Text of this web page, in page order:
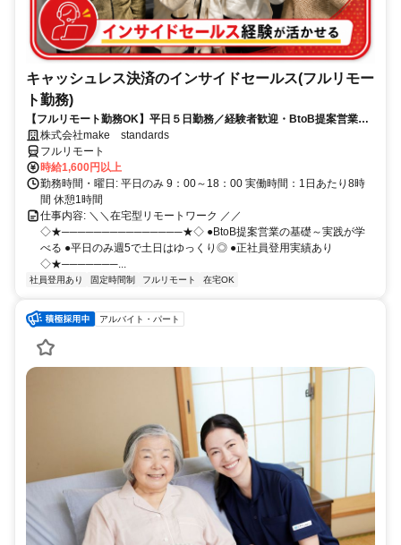
キャッシュレス決済のインサイドセールス(フルリモー
ト勤務)
【フルリモート勤務OK】平日５日勤務／経験者歓迎・BtoB提案営業で
スキルアップ
株式会社make standards
フルリモート
時給1,600円以上
勤務時間・曜日: 平日のみ 9：00～18：00 実働時間：1日あたり8時
間 休憩1時間
仕事内容: ＼＼在宅型リモートワーク ／／
◇★───────────────★◇ ●BtoB提案営業の基礎～実践が学
べる ●平日のみ週5で土日はゆっくり◎ ●正社員登用実績あり
◇★───────...
社員登用あり 固定時間制 フルリモート 在宅OK
アルバイト・パート